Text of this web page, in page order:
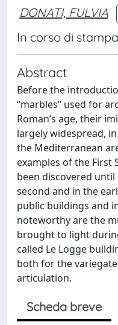
DONATI, FULVIA
In corso di stampa
Abstract
Before the
“marbles” used for
Roman’s age, their
largely widespread,
the Mediterranean
examples of the First
been discovered
second and in the
public buildings and
noteworthy are the
brought to light
called Le Logge
both for the
articulation.
Scheda breve